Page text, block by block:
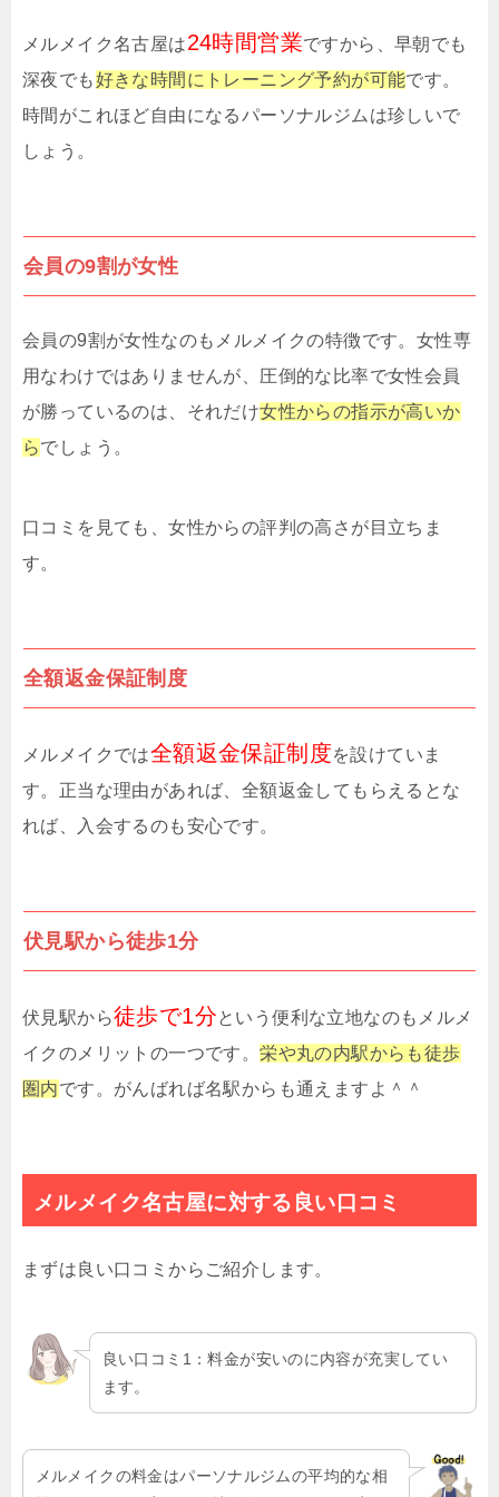
メルメイク名古屋は24時間営業ですから、早朝でも
深夜でも好きな時間にトレーニング予約が可能です。
時間がこれほど自由になるパーソナルジムは珍しいで
しょう。
会員の9割が女性
会員の9割が女性なのもメルメイクの特徴です。女性専
用なわけではありませんが、圧倒的な比率で女性会員
が勝っているのは、それだけ女性からの指示が高いか
らでしょう。
口コミを見ても、女性からの評判の高さが目立ちま
す。
全額返金保証制度
メルメイクでは全額返金保証制度を設けていま
す。正当な理由があれば、全額返金してもらえるとな
れば、入会するのも安心です。
伏見駅から徒歩1分
伏見駅から徒歩で1分という便利な立地なのもメルメ
イクのメリットの一つです。栄や丸の内駅からも徒歩
圏内です。がんばれば名駅からも通えますよ＾＾
メルメイク名古屋に対する良い口コミ
まずは良い口コミからご紹介します。
良い口コミ1：料金が安いのに内容が充実してい
ます。
メルメイクの料金はパーソナルジムの平均的な相